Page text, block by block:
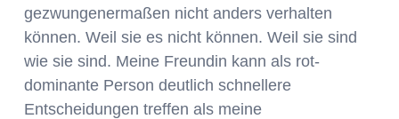
gezwungenermaßen nicht anders verhalten
können. Weil sie es nicht können. Weil sie sind
wie sie sind. Meine Freundin kann als rot-
dominante Person deutlich schnellere
Entscheidungen treffen als meine